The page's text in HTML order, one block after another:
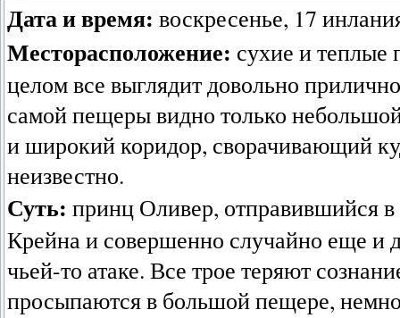
Дата и время: воскресенье, 17
Месторасположение: сухие и
целом все выглядит довольно
самой пещеры видно только
и широкий коридор, сворачивающий
неизвестно.
Суть: принц Оливер, отправившийся
Крейна и совершенно случайно еще и
чьей-то атаке. Все трое теряют
просыпаются в большой пещере,